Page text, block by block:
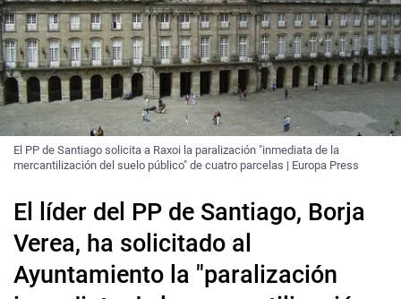
El PP de Santiago solicita a Raxoi la paralización "inmediata de la
mercantilización del suelo público" de cuatro parcelas | Europa Press
El líder del PP de Santiago, Borja
Verea, ha solicitado al
Ayuntamiento la "paralización